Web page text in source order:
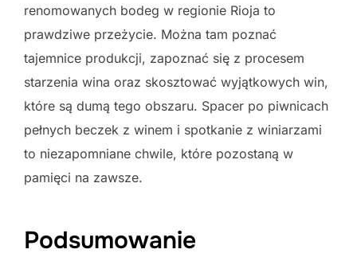
renomowanych bodeg w regionie Rioja to
prawdziwe przeżycie. Można tam poznać
tajemnice produkcji, zapoznać się z procesem
starzenia wina oraz skosztować wyjątkowych win,
które są dumą tego obszaru. Spacer po piwnicach
pełnych beczek z winem i spotkanie z winiarzami
to niezapomniane chwile, które pozostaną w
pamięci na zawsze.
Podsumowanie